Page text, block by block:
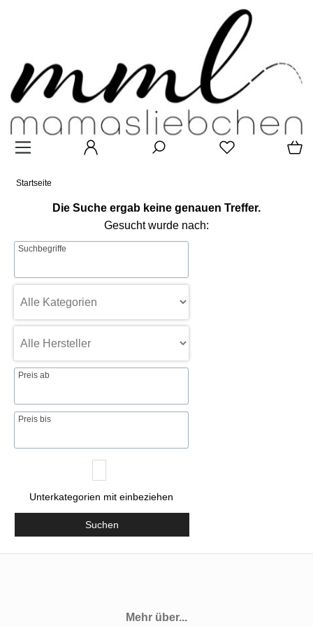
Startseite
Die Suche ergab keine genauen Treffer.
Gesucht wurde nach:
Suchbegriffe
Preis ab
Preis bis
Unterkategorien mit einbeziehen
Suchen
Mehr über...